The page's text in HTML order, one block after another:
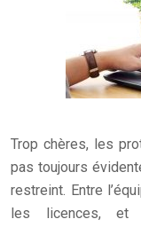
Trop chères, les
pas toujours
restreint. Entre
les licences, et